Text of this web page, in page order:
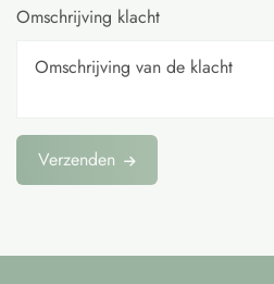
Omschrijving klacht
Verzenden